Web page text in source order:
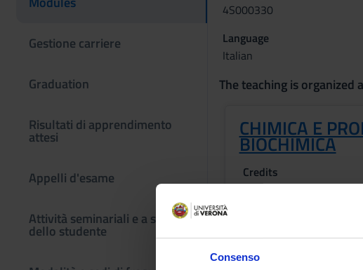
Consenso
Gestione carriere
Graduation
Risultati di apprendimento
attesi
Appelli d'esame
Attività seminariali e a scelta
dello studente
4S000330
Language
Italian
The teaching is organized
CHIMICA E
BIOCHIMICA
Credits
3
1 SEMESTRE
Academic staff